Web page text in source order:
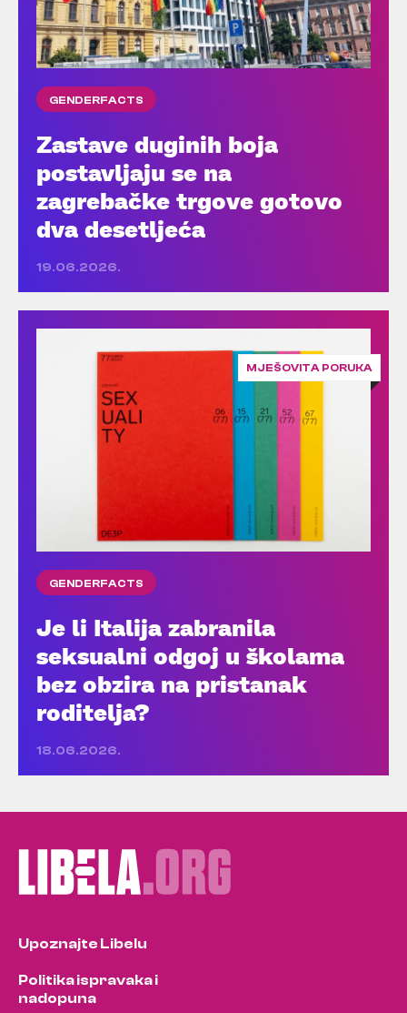
GENDERFACTS
Zastave duginih boja
postavljaju se na
zagrebačke trgove gotovo
dva desetljeća
19.06.2026.
MJEŠOVITA PORUKA
GENDERFACTS
Je li Italija zabranila
seksualni odgoj u školama
bez obzira na pristanak
roditelja?
18.06.2026.
Upoznajte Libelu
Politika ispravaka i
nadopuna